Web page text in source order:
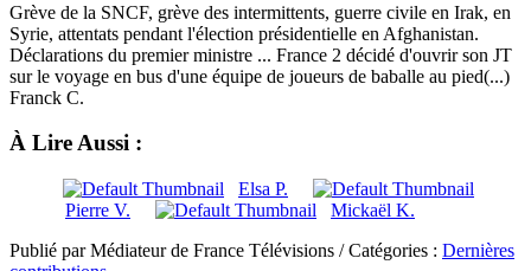
Grève de la SNCF, grève des intermittents, guerre civile en Irak, en
Syrie, attentats pendant l'élection présidentielle en Afghanistan.
Déclarations du premier ministre ... France 2 décidé d'ouvrir son JT
sur le voyage en bus d'une équipe de joueurs de baballe au pied(...)
Franck C.
À Lire Aussi :
Elsa P.
Pierre V.
Mickaël K.
Publié par Médiateur de France Télévisions / Catégories : Dernières